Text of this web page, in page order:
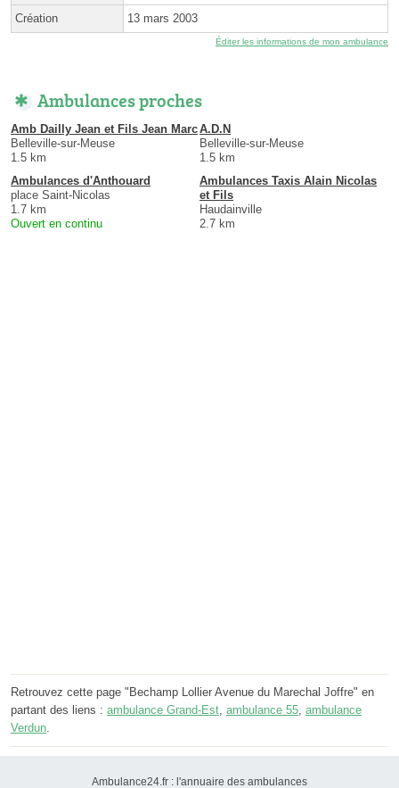
Création 13 mars 2003
Éditer les informations de mon ambulance
Ambulances proches
Amb Dailly Jean et Fils Jean Marc
Belleville-sur-Meuse
1.5 km
A.D.N
Belleville-sur-Meuse
1.5 km
Ambulances d'Anthouard
place Saint-Nicolas
1.7 km
Ouvert en continu
Ambulances Taxis Alain Nicolas
et Fils
Haudainville
2.7 km
Retrouvez cette page "Bechamp Lollier Avenue du Marechal Joffre" en
partant des liens : ambulance Grand-Est ambulance 55 ambulance
Verdun
Ambulance24.fr : l'annuaire des ambulances